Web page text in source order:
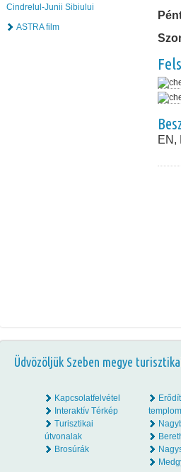
Cindrelul-Junii Sibiului
ASTRA film
EN,
Üdvözöljük Szeben megye
Kapcsolatfelvétel
Interaktív Térkép
Turisztikai
útvonalak
Brosúrák